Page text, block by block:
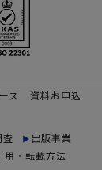
ス
資料お申込
査
出版事業
用・転載方法